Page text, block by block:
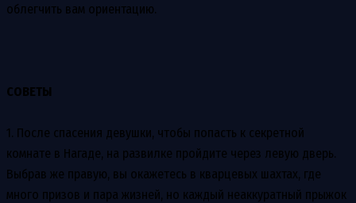
облегчить вам ориентацию.
СОВЕТЫ
1. После спасения девушки, чтобы попасть к секретной
комнате в Нагаде, на развилке пройдите через левую дверь.
Выбрав же правую, вы окажетесь в кварцевых шахтах, где
много призов и пара жизней, но каждый неаккуратный прыжок